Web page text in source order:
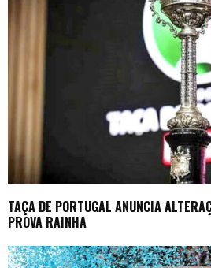
TAÇA DE PORTUGAL ANUNCIA
PROVA RAINHA